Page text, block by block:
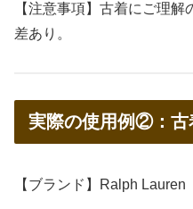
【注意事項】古着にご理
差あり。
実際の使用例②：古
【ブランド】Ralph Lauren